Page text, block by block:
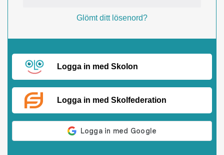
Glömt ditt lösenord?
Logga in med Skolon
Logga in med Skolfederation